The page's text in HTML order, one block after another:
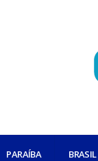
PARAÍBA BRASIL